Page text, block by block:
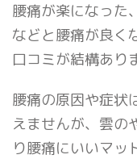
腰痛が楽になった
などと腰痛が良く
口コミが結構あり
腰痛の原因や症状
えませんが、雲の
り腰痛にいいマッ